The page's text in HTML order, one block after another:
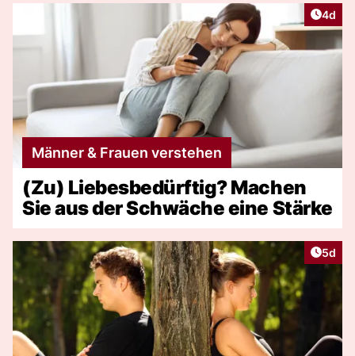
4d
Männer & Frauen verstehen
(Zu) Liebesbedürftig? Machen
Sie aus der Schwäche eine Stärke
5d